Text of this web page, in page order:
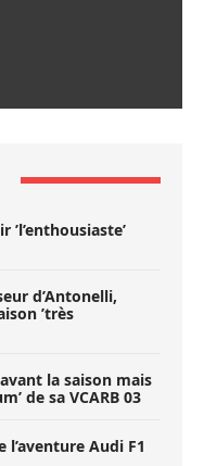
’l’enthousiaste’
d’Antonelli,
’très
la saison mais
de sa VCARB 03
Audi F1